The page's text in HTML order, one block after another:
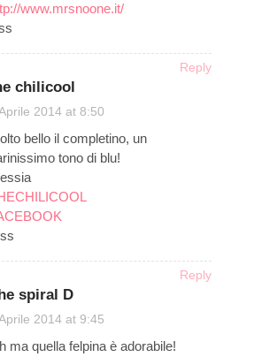
www.mrsnoone.it/
Reply
chilicool
2014 at 8:50
bello il completino, un
tono di blu!
Reply
spiral D
2014 at 9:45
ma quella felpina è adorabile!